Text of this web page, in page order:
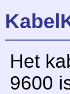
Het
9600